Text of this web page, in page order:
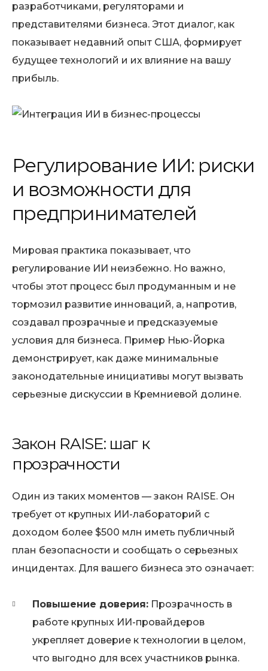
разработчиками, регуляторами и
представителями бизнеса. Этот диалог, как
показывает недавний опыт США, формирует
будущее технологий и их влияние на вашу
прибыль.
Регулирование ИИ: риски
и возможности для
предпринимателей
Мировая практика показывает, что
регулирование ИИ неизбежно. Но важно,
чтобы этот процесс был продуманным и не
тормозил развитие инноваций, а, напротив,
создавал прозрачные и предсказуемые
условия для бизнеса. Пример Нью-Йорка
демонстрирует, как даже минимальные
законодательные инициативы могут вызвать
серьезные дискуссии в Кремниевой долине.
Закон RAISE: шаг к
прозрачности
Один из таких моментов — закон RAISE. Он
требует от крупных ИИ-лабораторий с
доходом более $500 млн иметь публичный
план безопасности и сообщать о серьезных
инцидентах. Для вашего бизнеса это означает:
Повышение доверия: Прозрачность в
работе крупных ИИ-провайдеров
укрепляет доверие к технологии в целом,
что выгодно для всех участников рынка.